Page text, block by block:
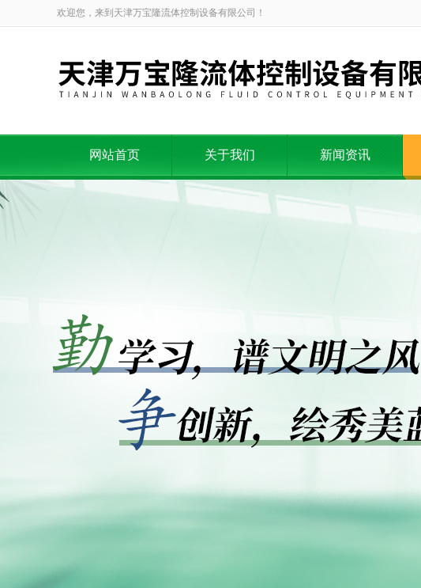
欢迎您，来到天津万宝隆流体控制设备有限公司！
网站首页 关于我们 新闻资讯